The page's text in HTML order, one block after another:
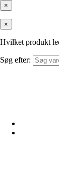
×
×
Hvilket produkt
Søg efter: